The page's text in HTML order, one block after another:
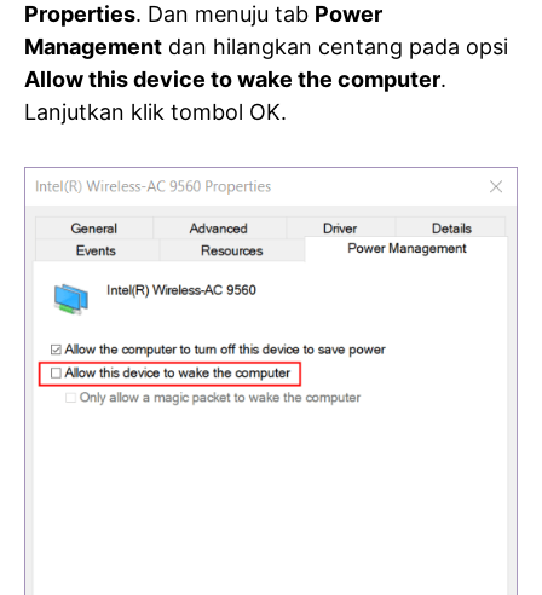
Properties. Dan menuju tab Power
Management dan hilangkan centang pada opsi
Allow this device to wake the computer.
Lanjutkan klik tombol OK.